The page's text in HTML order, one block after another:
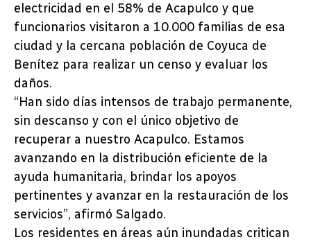
electricidad en el 58% de Acapulco y que
funcionarios visitaron a 10.000 familias de esa
ciudad y la cercana población de Coyuca de
Benítez para realizar un censo y evaluar los
daños.
“Han sido días intensos de trabajo permanente,
sin descanso y con el único objetivo de
recuperar a nuestro Acapulco. Estamos
avanzando en la distribución eficiente de la
ayuda humanitaria, brindar los apoyos
pertinentes y avanzar en la restauración de los
servicios”, afirmó Salgado.
Los residentes en áreas aún inundadas critican